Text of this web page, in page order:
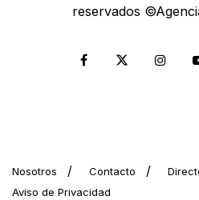
reservados
Nosotros Contacto
Aviso de Privacidad